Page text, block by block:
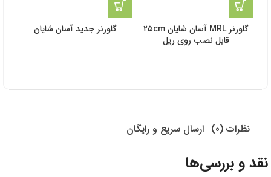
گاورنر MRL آسان شایان ۲۵cm
قابل نصب روی ریل
گاورنر جدید آسان شایان
نظرات (0) ارسال سریع و رایگان
نقد و بررسی‌ها